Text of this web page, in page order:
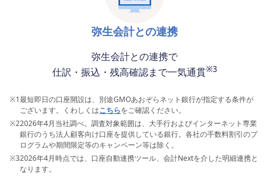
弥生会計との連携
弥生会計との連携で
仕訳・振込・残高確認まで一気通貫※3
※1最短即日の口座開設は、別途GMOあおぞらネット銀行が指定する条件が
ございます。くわしくはこちらをご確認ください。
※22026年4月当社調べ。調査対象範囲は、大手行およびインターネット専業
銀行のうち法人顧客向け口座を提供している銀行。各社の手数料割引のプ
ログラムや期間限定等のキャンペーン等は除く。
※32026年4月時点では、口座自動連携ツール、会計Nextを介した明細連携と
なります。